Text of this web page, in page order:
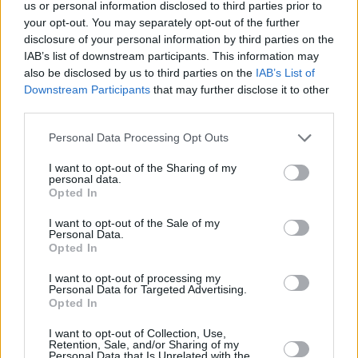
us or personal information disclosed to third parties prior to
your opt-out. You may separately opt-out of the further
disclosure of your personal information by third parties on the
IAB’s list of downstream participants. This information may
also be disclosed by us to third parties on the IAB’s List of
Downstream Participants that may further disclose it to other
Personal Data Processing Opt Outs
I want to opt-out of the Sharing of my
personal data.
Opted In
I want to opt-out of the Sale of my
Personal Data.
Opted In
I want to opt-out of processing my
Personal Data for Targeted Advertising.
Opted In
I want to opt-out of Collection, Use,
Retention, Sale, and/or Sharing of my
Personal Data that Is Unrelated with the
dovranno prevedere un’offerta di corsi formativi di durata variabile,
sulla base delle esigenze dei singoli, finalizzata in particolare a dare
alle persone le competenze trasversali necessarie per inserirsi e
rimanere nelle organizzazioni di lavoro. Maggiori informazioni su
entrambe le opportunità sono disponibili a questolink.
per 300 persone impegnate in percorsi di recupero e di
reinserimento sociale e lavorativo nelle comunità pedagogiche e
terapeutiche dell’Emilia-Romagna. La Regione le finanzia con quasi
800mila euro del Fondo sociale europeo. Tre le comunità coinvolte:
San Patrignano (Coriano di Rimini), la Comunità San Maurizio
(Borghi, Forlì-Cesena), e la Comunità di Open Group Società
I percorsi formativi, aggiuntivi rispetto alle attività educative e
professionali: dalla progettazione e produzione meccanica ed